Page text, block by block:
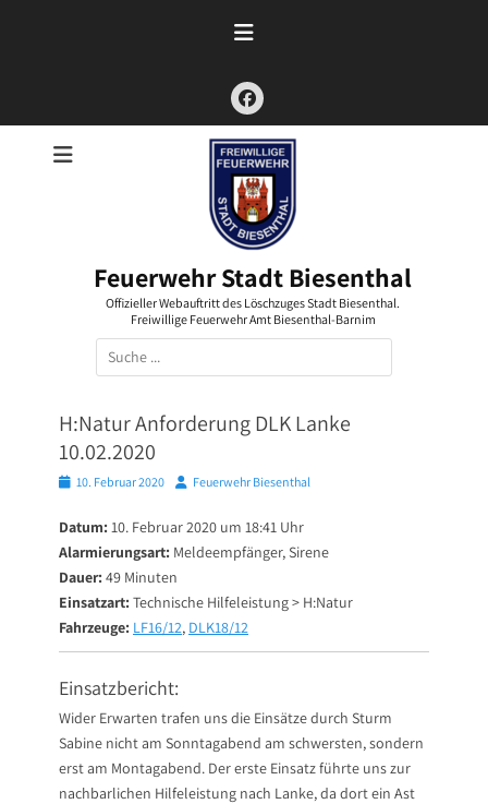
Facebook
Feuerwehr Stadt Biesenthal
Offizieller Webauftritt des Löschzuges Stadt Biesenthal.
Freiwillige Feuerwehr Amt Biesenthal-Barnim
Suchen
nach:
H:Natur Anforderung DLK Lanke
10.02.2020
Posted10. Februar 2020 AutorFeuerwehr Biesenthal
Datum: 10. Februar 2020 um 18:41 Uhr
Alarmierungsart: Meldeempfänger, Sirene
Dauer: 49 Minuten
Einsatzart: Technische Hilfeleistung > H:Natur
Fahrzeuge: LF16/12, DLK18/12
Einsatzbericht:
Wider Erwarten trafen uns die Einsätze durch Sturm
Sabine nicht am Sonntagabend am schwersten, sondern
erst am Montagabend. Der erste Einsatz führte uns zur
nachbarlichen Hilfeleistung nach Lanke, da dort ein Ast